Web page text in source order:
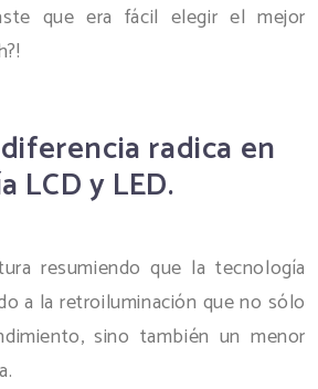
que era fácil elegir el mejor
radica en
LCD y LED.
resumiendo que la tecnología
a la retroiluminación que no sólo
sino también un menor